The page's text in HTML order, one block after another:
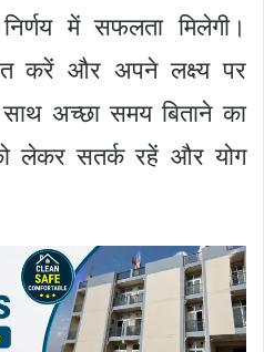
में सफलता मिलेगी।
करें और अपने लक्ष्य पर
अच्छा समय बिताने का
लेकर सतर्क रहें और योग